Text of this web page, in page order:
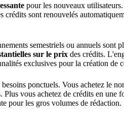
pour les nouveaux
sont renouvelés
semestriels ou annuels sont
sur le prix des crédits.
exclusives pour la création de
ponctuels. Vous achetez le
vous achetez de crédits en une
pour les gros volumes de rédaction.